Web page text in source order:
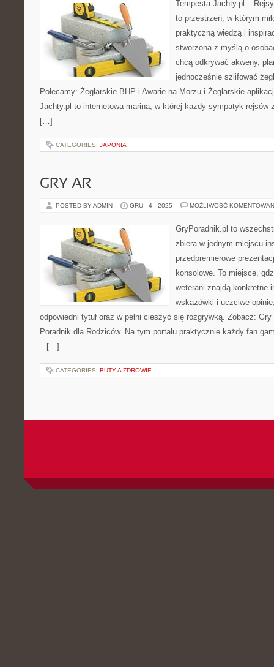
Tempesta-Jachty.pl –
to przestrzeń, w którym
praktyczną wiedzą i
stworzona z myślą o
chcą odkrywać akweny,
jednocześnie szlifować
Polecamy: Żeglarskie BHP i Awarie na Morzu i Żeglarskie
Jachty.pl to internetowa marina, w której każdy sympatyk rejsów
[…]
CATEGORIES: JAPONIA
GRY AR
POSTED BY ADMIN GRU - 4 - 2025 MOŻLIWOŚĆ
GryPoradnik.pl to
zbiera w jednym miejscu
przedpremierowe
konsolowe. To miejsce,
weterani znajdą konkretne
wskazówki i uczciwe
odpowiedni tytuł oraz w pełni cieszyć się rozgrywką. Zobacz:
Poradnik dla Rodziców. Na tym portalu praktycznie każdy fan
– […]
CATEGORIES: BUTY A ZDROWIE